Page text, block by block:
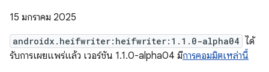
15 มกราคม 2025
androidx.heifwriter:heifwriter:1.1.0-alpha04 ได้
รับการเผยแพร่แล้ว เวอร์ชัน 1.1.0-alpha04 มีการคอมมิตเหล่านี้